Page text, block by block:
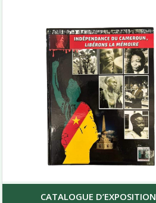
CATALOGUE D’EXPOSITION